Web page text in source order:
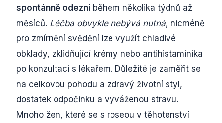
spontánně odezní během několika týdnů až
měsíců. Léčba obvykle nebývá nutná, nicméně
pro zmírnění svědění lze využít chladivé
obklady, zklidňující krémy nebo antihistaminika
po konzultaci s lékařem. Důležité je zaměřit se
na celkovou pohodu a zdravý životní styl,
dostatek odpočinku a vyváženou stravu.
Mnoho žen, které se s roseou v těhotenství